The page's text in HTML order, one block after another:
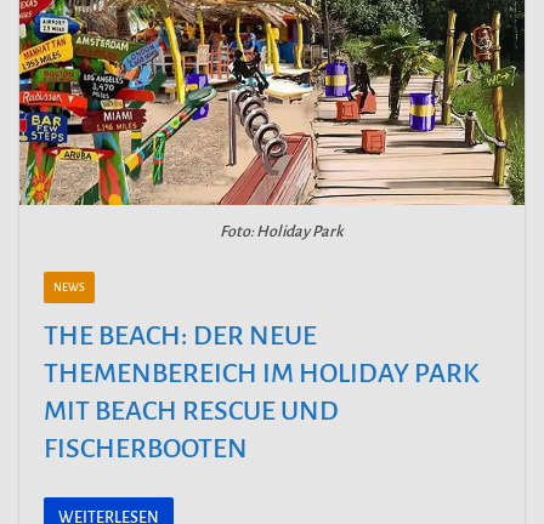
Foto: Holiday Park
NEWS
THE BEACH: DER NEUE
THEMENBEREICH IM HOLIDAY PARK
MIT BEACH RESCUE UND
FISCHERBOOTEN
WEITERLESEN